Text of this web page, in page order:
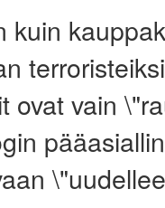
kuin
ovat vain